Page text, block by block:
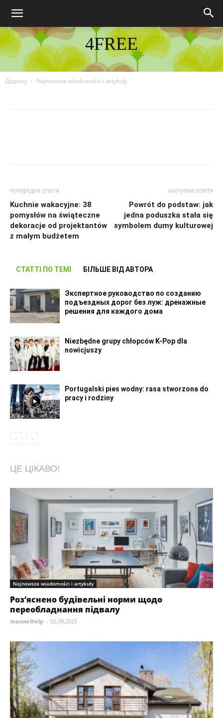
4FREE
DISCOVER THE ART OF PUBLISHING
Додому Najnowsze wiadomości i artykuły
попередня стаття
Kuchnie wakacyjne: 38
pomysłów na świąteczne
dekoracje od projektantów
z małym budżetem
наступна стаття
Powrót do podstaw: jak
jedna poduszka stała się
symbolem dumy kulturowej
СТАТТІ ПО ТЕМІ БІЛЬШЕ ВІД АВТОРА
Экспертное руководство по созданию
подъездных дорог без луж: дренажные
решения для каждого дома
Niezbędne grupy chłopców K-Pop dla
nowicjuszy
Portugalski pies wodny: rasa stworzona do
pracy i rodziny
ЦЕ ЦІКАВО!
Najnowsze wiadomości i artykuły
Роз’яснено будівельні норми щодо
переобладнання підвалу
maxwelhelp - 02.09.2025